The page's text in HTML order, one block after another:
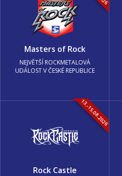
Masters of Rock
NEJVĚTŠÍ ROCKMETALOVÁ
UDÁLOST V ČESKÉ REPUBLICE
13.-15.08.2026
Rock Castle